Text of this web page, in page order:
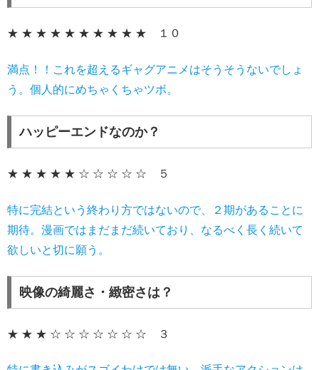
★ ★ ★ ★ ★ ★ ★ ★ ★ ★ １０
満点！！これを超えるギャグアニメはそうそうないでしょ
う。個人的にめちゃくちゃツボ。
ハッピーエンドなのか？
★ ★ ★ ★ ★ ☆ ☆ ☆ ☆ ☆ ５
特に完結という終わり方ではないので、２期があることに
期待。漫画ではまだまだ続いており、なるべく長く続いて
欲しいと切に願う。
映像の綺麗さ・緻密さは？
★ ★ ★ ☆ ☆ ☆ ☆ ☆ ☆ ☆ ３